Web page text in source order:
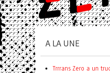
A LA UNE
Trrrans Zero a un